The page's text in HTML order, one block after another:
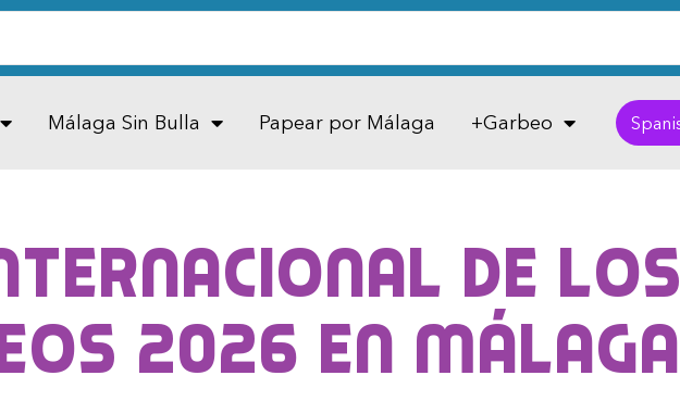
Málaga Sin Bulla Papear por Málaga +Garbeo
de los
2026 en Málaga